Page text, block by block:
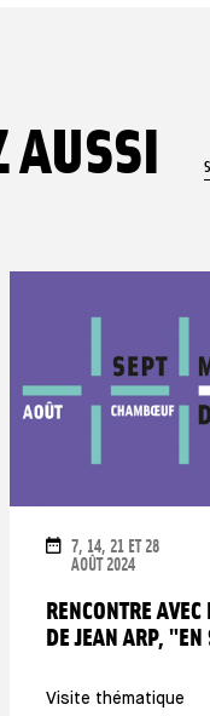
AUSSI
RENCONTRE
DE JEAN ARP, "EN
Visite thématique
DATES
7, 14, 21 ET 28
AOÛT 2024